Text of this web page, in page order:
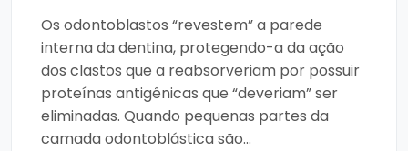
Os odontoblastos “revestem” a parede
interna da dentina, protegendo-a da ação
dos clastos que a reabsorveriam por possuir
proteínas antigênicas que “deveriam” ser
eliminadas. Quando pequenas partes da
camada odontoblástica são...